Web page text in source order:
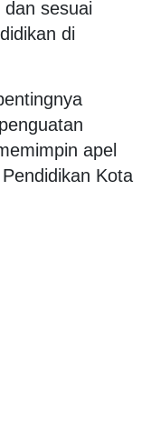
sesuai
di
apel
Kota